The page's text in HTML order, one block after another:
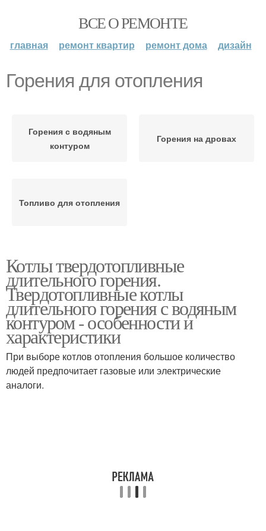
ВСЕ О РЕМОНТЕ
главная ремонт квартир ремонт дома дизайн
Горения для отопления
Горения с водяным
контуром
Горения на дровах
Топливо для отопления
Котлы твердотопливные
длительного горения.
Твердотопливные котлы
длительного горения с водяным
контуром - особенности и
характеристики
При выборе котлов отопления большое количество
людей предпочитает газовые или электрические
аналоги.